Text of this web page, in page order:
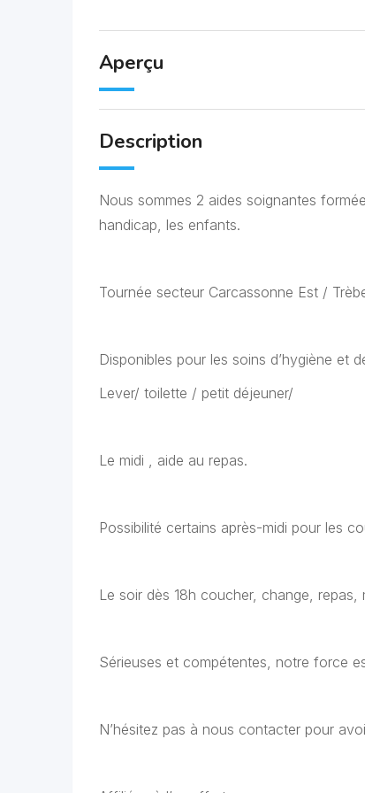
Aperçu
Description
Nous sommes 2 aides soignantes
handicap, les enfants.
Tournée secteur Carcassonne Est /
Disponibles pour les soins d’hygiène et
Lever/ toilette / petit déjeuner/
Le midi , aide au repas.
Possibilité certains après-midi pour les
Le soir dès 18h coucher, change,
Sérieuses et compétentes, notre force
N’hésitez pas à nous contacter pour